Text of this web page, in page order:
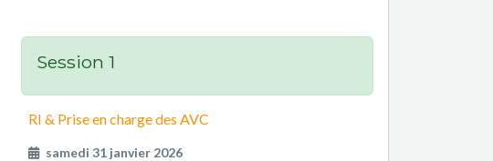
Session 1
RI & Prise en charge des AVC
samedi 31 janvier 2026